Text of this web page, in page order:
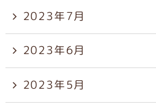
2023年7月
2023年6月
2023年5月